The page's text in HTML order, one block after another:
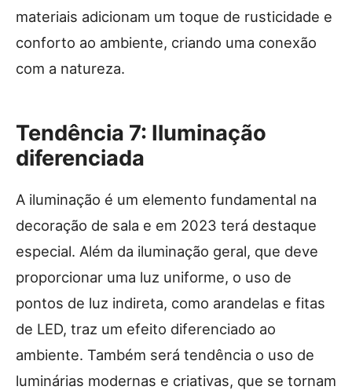
materiais adicionam um toque de rusticidade e
conforto ao ambiente, criando uma conexão
com a natureza.
Tendência 7: Iluminação
diferenciada
A iluminação é um elemento fundamental na
decoração de sala e em 2023 terá destaque
especial. Além da iluminação geral, que deve
proporcionar uma luz uniforme, o uso de
pontos de luz indireta, como arandelas e fitas
de LED, traz um efeito diferenciado ao
ambiente. Também será tendência o uso de
luminárias modernas e criativas, que se tornam